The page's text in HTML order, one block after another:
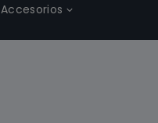
Accesorios